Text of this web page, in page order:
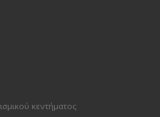
κεντήματος